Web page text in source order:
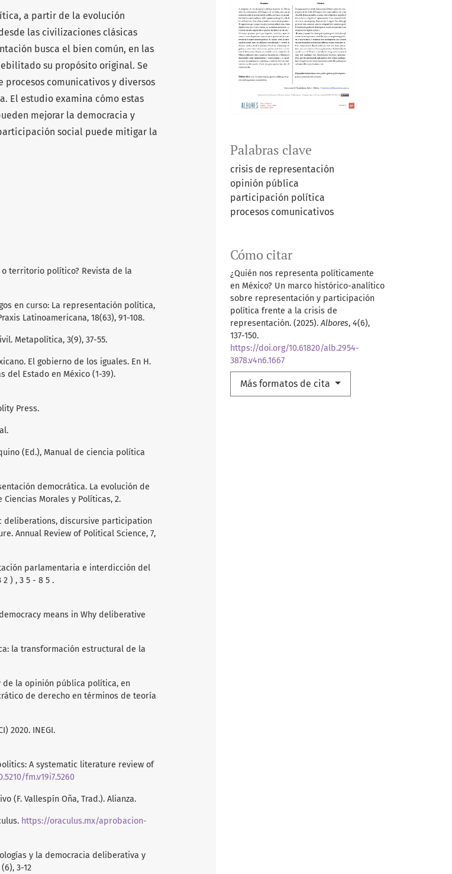
Palabras clave
crisis de representación
opinión pública
participación política
procesos comunicativos
Cómo citar
¿Quién nos representa políticamente
en México? Un marco histórico-analítico
sobre representación y participación
política frente a la crisis de
representación. (2025).Albores, 4(6),
137-150.
https://doi.org/10.61820/alb.2954-
3878.v4n6.1667
Más formatos de cita
a partir de la evolución
las civilizaciones clásicas
busca el bien común, en las
su propósito original. Se
comunicativos y diversos
El estudio examina cómo estas
mejorar la democracia y
social puede mitigar la
o territorio político? Revista de la
en curso: La representación política,
Latinoamericana, 18(63), 91-108.
Metapolítica, 3(9), 37-55.
El gobierno de los iguales. En H.
del Estado en México (1-39).
Press.
(Ed.), Manual de ciencia política
democrática. La evolución de
Morales y Políticas, 2.
deliberations, discursive participation
Annual Review of Political Science, 7,
parlamentaria e interdicción del
) , 3 5 - 8 5 .
means in Why deliberative
la transformación estructural de la
de la opinión pública política, en
de derecho en términos de teoría
2020. INEGI.
politics: A systematic literature review of
fm.v19i7.5260
(F. Vallespín Oña, Trad.). Alianza.
https://oraculus.mx/aprobacion-
y la democracia deliberativa y
3-12